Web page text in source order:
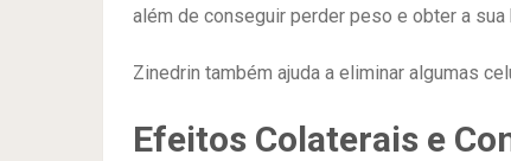
além de conseguir perder peso e obter a sua
Zinedrin também ajuda a eliminar algumas
Efeitos Colaterais e